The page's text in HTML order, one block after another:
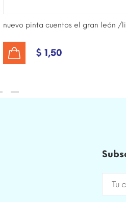
nuevo pinta cuentos el gran león /
$ 1,50